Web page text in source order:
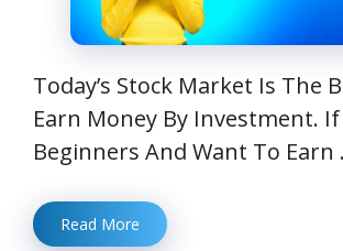
Today’s Stock Market Is The
Earn Money By Investment.
Beginners And Want To Earn
Read More